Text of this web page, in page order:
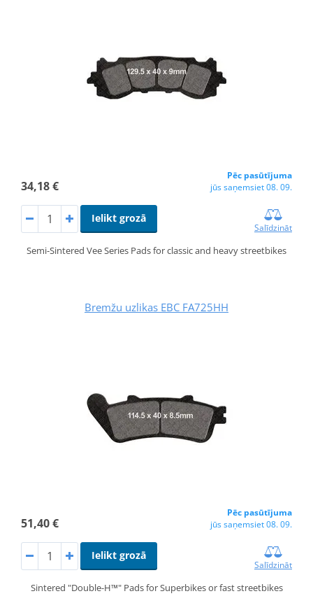
34,18 €
Pēc pasūtījuma
jūs saņemsiet 08. 09.
Ielikt grozā
Salīdzināt
Semi-Sintered Vee Series Pads for classic and heavy streetbikes
Bremžu uzlikas EBC FA725HH
51,40 €
Pēc pasūtījuma
jūs saņemsiet 08. 09.
Ielikt grozā
Salīdzināt
Sintered "Double-H™" Pads for Superbikes or fast streetbikes